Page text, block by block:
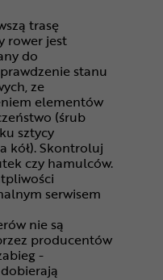
trasę
rower jest
do
stanu
ze
elementów
(śrub
sztycy
kół). Skontroluj
czy hamulców.
serwisem
nie są
producentów
-